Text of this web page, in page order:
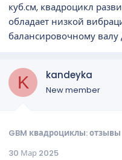
куб.см, квадроцикл
обладает низкой
балансировочному валу
K kandeyka
New member
GBM квадроциклы: отзывы
30 Мар 2025